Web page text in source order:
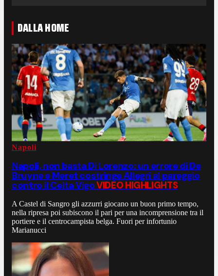
DALLA HOME
Napoli
Napoli, non basta Di Lorenzo: un errore di De
Bruyne e Meret costringe Allegri al pareggio
contro il Celta VigoVIDEO HIGHLIGHTS
A Castel di Sangro gli azzurri giocano un buon primo tempo,
nella ripresa poi subiscono il pari per una incomprensione tra il
portiere e il centrocampista belga. Fuori per infortunio
Marianucci